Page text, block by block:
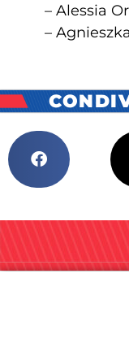
– Alessia
–